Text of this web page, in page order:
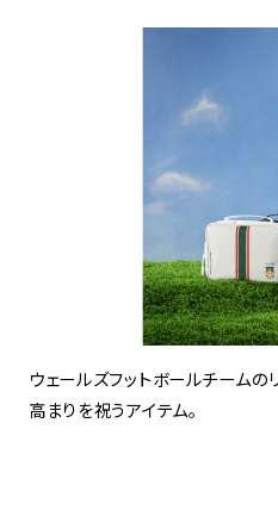
ウェールズフットボールチーム
高まりを祝うアイテム。